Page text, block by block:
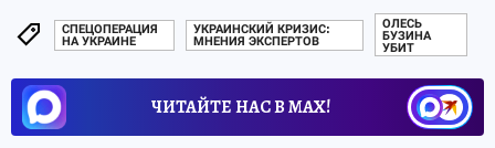
СПЕЦОПЕРАЦИЯ
НА УКРАИНЕ
УКРАИНСКИЙ КРИЗИС:
МНЕНИЯ ЭКСПЕРТОВ
ОЛЕСЬ
БУЗИНА
УБИТ
ЧИТАЙТЕ НАС В МАХ!